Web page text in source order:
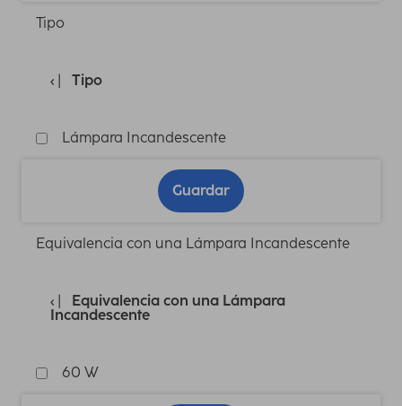
Tipo
Tipo
Lámpara Incandescente
Guardar
Equivalencia con una Lámpara Incandescente
Equivalencia con una Lámpara
Incandescente
60 W